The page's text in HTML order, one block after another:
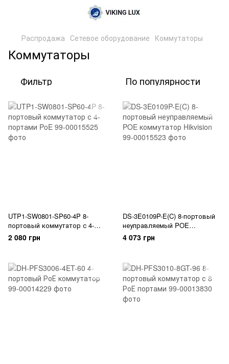
Распродажа Сетевое оборудование Коммутаторы
Коммутаторы
Фильтр По популярности
UTP1-SW0801-SP60-4P 8-
портовый коммутатор с 4-
портами PoE
2 080 грн
DS-3E0109P-E(C) 8-портовый
неуправляемый POE
коммутатор Hikvision
4 073 грн